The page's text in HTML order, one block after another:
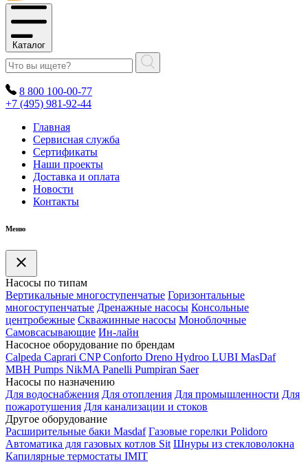
Каталог
8 800 100-00-77
+7 (495) 981-92-44
Главная
Сервисная служба
Сертификаты
Наши проекты
Доставка и оплата
Новости
Контакты
Меню
Насосы по типам
Вертикальные многоступенчатые Горизонтальные
многоступенчатые Дренажные насосы Консольные
центробежные Скважинные насосы Моноблочные
Самовсасывающие Ин-лайн
Насосное оборудование по брендам
Calpeda Caprari CNP Conforto Dreno Hydroo LUBI MasDaf
MBH Pumps NikMA Panelli Pumpiran Saer
Насосы по назначению
Для водоснабжения Для отопления Для промышленности Для
пожаротушения Для канализации и стоков
Другое оборудование
Расширительные баки Masdaf Газовые горелки Polidoro
Автоматика для газовых котлов Sit Шнуры из стекловолокна
Капилярные термостаты IMIT